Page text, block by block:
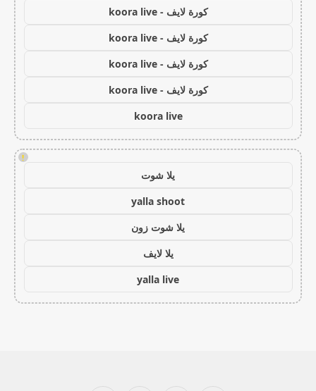
كورة لايف - koora live
كورة لايف - koora live
كورة لايف - koora live
كورة لايف - koora live
koora live
!
يلا شوت
yalla shoot
يلا شوت زون
يلا لايف
yalla live